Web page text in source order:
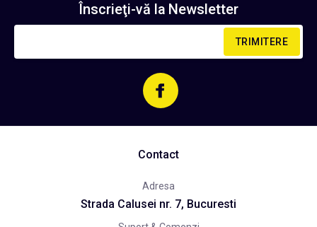
Înscrieţi-vă la Newsletter
TRIMITERE
Contact
Adresa
Strada Calusei nr. 7, Bucuresti